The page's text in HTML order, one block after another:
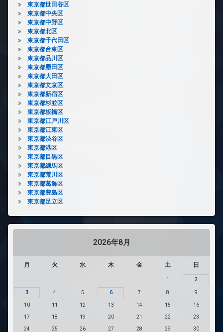
東京都世田谷区
東京都中央区
東京都中野区
東京都北区
東京都千代田区
東京都台東区
東京都品川区
東京都墨田区
東京都大田区
東京都文京区
東京都新宿区
東京都杉並区
東京都板橋区
東京都江戸川区
東京都江東区
東京都渋谷区
東京都港区
東京都目黒区
東京都練馬区
東京都荒川区
東京都葛飾区
東京都豊島区
東京都足立区
2026年8月
月 火 水 木 金 土 日
1 2
3 4 5 6 7 8 9
10 11 12 13 14 15 16
17 18 19 20 21 22 23
24 25 26 27 28 29 30